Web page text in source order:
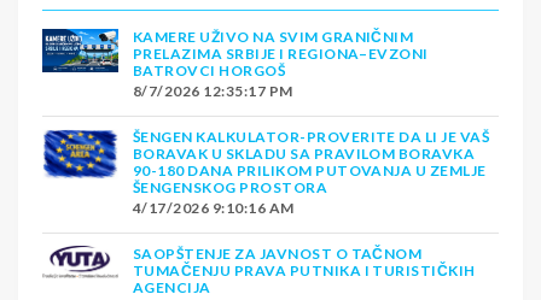
KAMERE UŽIVO NA SVIM GRANIČNIM
PRELAZIMA SRBIJE I REGIONA–EVZONI
BATROVCI HORGOŠ
8/7/2026 12:35:17 PM
ŠENGEN KALKULATOR-PROVERITE DA LI JE VAŠ
BORAVAK U SKLADU SA PRAVILOM BORAVKA
90-180 DANA PRILIKOM PUTOVANJA U ZEMLJE
ŠENGENSKOG PROSTORA
4/17/2026 9:10:16 AM
SAOPŠTENJE ZA JAVNOST O TAČNOM
TUMAČENJU PRAVA PUTNIKA I TURISTIČKIH
AGENCIJA